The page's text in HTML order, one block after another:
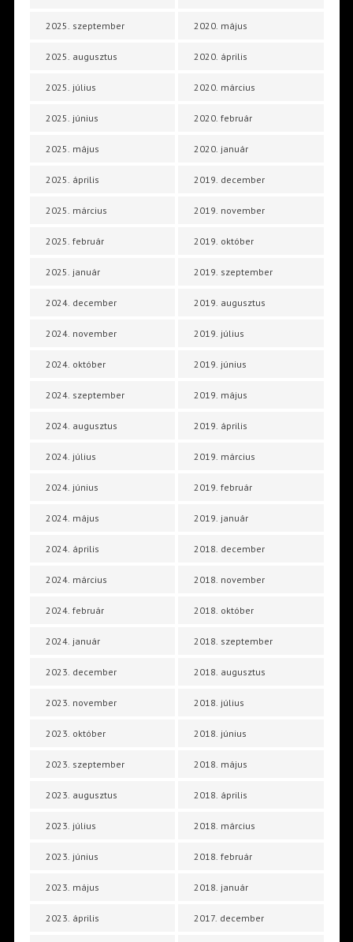
2025. szeptember
2025. augusztus
2025. július
2025. június
2025. május
2025. április
2025. március
2025. február
2025. január
2024. december
2024. november
2024. október
2024. szeptember
2024. augusztus
2024. július
2024. június
2024. május
2024. április
2024. március
2024. február
2024. január
2023. december
2023. november
2023. október
2023. szeptember
2023. augusztus
2023. július
2023. június
2023. május
2023. április
2020. május
2020. április
2020. március
2020. február
2020. január
2019. december
2019. november
2019. október
2019. szeptember
2019. augusztus
2019. július
2019. június
2019. május
2019. április
2019. március
2019. február
2019. január
2018. december
2018. november
2018. október
2018. szeptember
2018. augusztus
2018. július
2018. június
2018. május
2018. április
2018. március
2018. február
2018. január
2017. december